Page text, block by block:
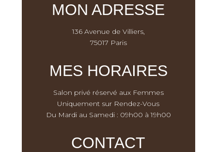
MON ADRESSE
136 Avenue de Villiers,
75017 Paris
MES HORAIRES
Salon privé réservé aux Femmes
Uniquement sur Rendez-Vous
Du Mardi au Samedi : 09h00 à 19h00
CONTACT